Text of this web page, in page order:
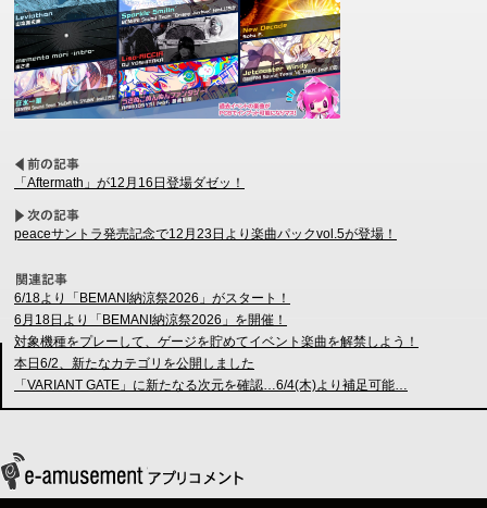
「Aftermath」が12月16日登場ダゼッ！
peaceサントラ発売記念で12月23日より楽曲パックvol.5が登場！
6/18より「BEMANI納涼祭2026」がスタート！
6月18日より「BEMANI納涼祭2026」を開催！
対象機種をプレーして、ゲージを貯めてイベント楽曲を解禁しよう！
本日6/2、新たなカテゴリを公開しました
「VARIANT GATE」に新たなる次元を確認…6/4(木)より補足可能…